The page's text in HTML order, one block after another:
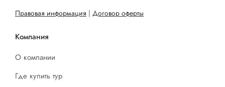
Правовая информация | Договор оферты
Компания
О компании
Где купить тур